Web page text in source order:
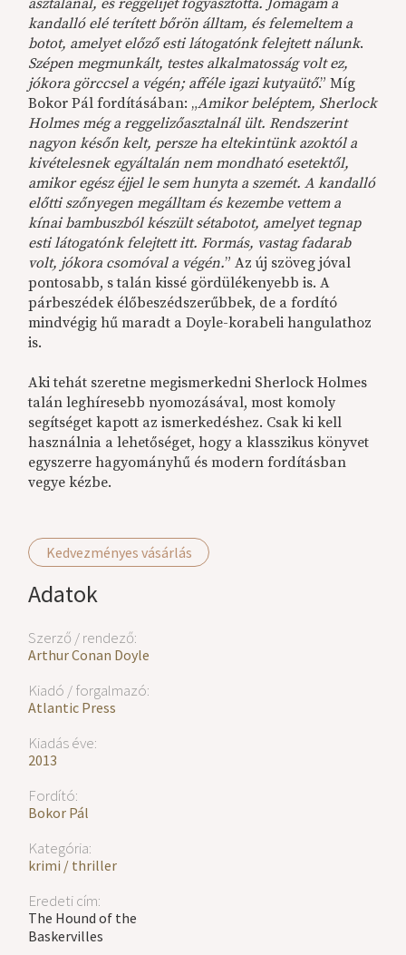
Kedvezményes vásárlás
Adatok
Szerző / rendező:
Arthur Conan Doyle
Kiadó / forgalmazó:
Atlantic Press
Kiadás éve:
2013
Fordító:
Bokor Pál
Kategória:
krimi / thriller
Eredeti cím:
The Hound of the
Baskervilles
asztalánál, és reggelijét fogyasztotta. Jómagam a
kandalló elé terített bőrön álltam, és felemeltem a
botot, amelyet előző esti látogatónk felejtett nálunk.
Szépen megmunkált, testes alkalmatosság volt ez,
jókora görccsel a végén; afféle igazi kutyaütő.” Míg
Bokor Pál fordításában: „Amikor beléptem, Sherlock
Holmes még a reggelizőasztalnál ült. Rendszerint
nagyon későn kelt, persze ha eltekintünk azoktól a
kivételesnek egyáltalán nem mondható esetektől,
amikor egész éjjel le sem hunyta a szemét. A kandalló
előtti szőnyegen megálltam és kezembe vettem a
kínai bambuszból készült sétabotot, amelyet tegnap
esti látogatónk felejtett itt. Formás, vastag fadarab
volt, jókora csomóval a végén.” Az új szöveg jóval
pontosabb, s talán kissé gördülékenyebb is. A
párbeszédek élőbeszédszerűbbek, de a fordító
mindvégig hű maradt a Doyle-korabeli hangulathoz
is.
Aki tehát szeretne megismerkedni Sherlock Holmes
talán leghíresebb nyomozásával, most komoly
segítséget kapott az ismerkedéshez. Csak ki kell
használnia a lehetőséget, hogy a klasszikus könyvet
egyszerre hagyományhű és modern fordításban
vegye kézbe.